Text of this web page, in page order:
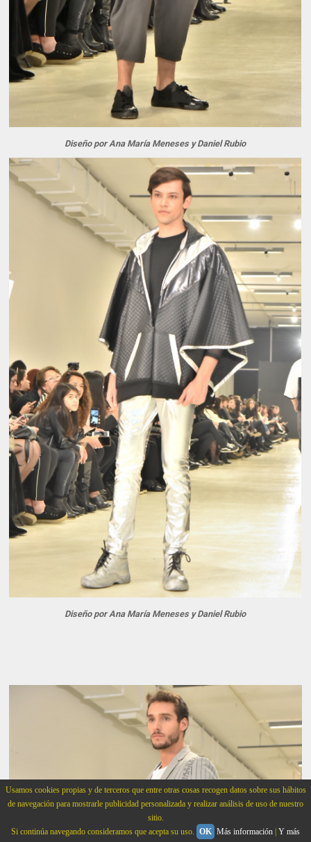
Usamos cookies propias y de terceros que entre otras cosas recogen datos sobre sus hábitos
de navegación para mostrarle publicidad personalizada y realizar análisis de uso de nuestro
sitio.
Si continúa navegando consideramos que acepta su uso. OK Más información Y más
Diseño por Ana María Meneses y Daniel Rubio
Diseño por Ana María Meneses y Daniel Rubio